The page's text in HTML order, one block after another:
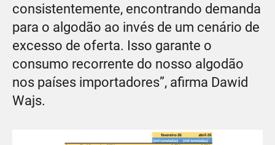
consistentemente, encontrando demanda
para o algodão ao invés de um cenário de
excesso de oferta. Isso garante o
consumo recorrente do nosso algodão
nos países importadores”, afirma Dawid
Wajs.